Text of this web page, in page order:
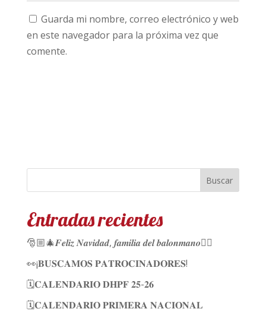
Guarda mi nombre, correo electrónico y web
en este navegador para la próxima vez que
comente.
Entradas recientes
🎅🏼🎄𝑭𝒆𝒍𝒊𝒛 𝑵𝒂𝒗𝒊𝒅𝒂𝒅, 𝒇𝒂𝒎𝒊𝒍𝒊𝒂 𝒅𝒆𝒍 𝒃𝒂𝒍𝒐𝒏𝒎𝒂𝒏𝒐🤾‍♀️
👀¡𝐁𝐔𝐒𝐂𝐀𝐌𝐎𝐒 𝐏𝐀𝐓𝐑𝐎𝐂𝐈𝐍𝐀𝐃𝐎𝐑𝐄𝐒!
🗓️𝐂𝐀𝐋𝐄𝐍𝐃𝐀𝐑𝐈𝐎 𝐃𝐇𝐏𝐅 𝟐𝟓-𝟐𝟔
🗓️𝐂𝐀𝐋𝐄𝐍𝐃𝐀𝐑𝐈𝐎 𝐏𝐑𝐈𝐌𝐄𝐑𝐀 𝐍𝐀𝐂𝐈𝐎𝐍𝐀𝐋